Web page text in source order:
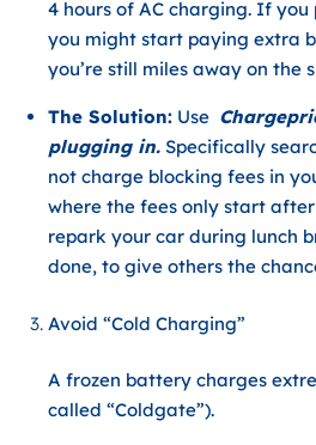
4 hours of AC charging. If you
you might start paying extra
you’re still miles away on the
The Solution: Use
plugging in. Specifically
not charge blocking fees in
where the fees only start after
repark your car during lunch
done, to give others the
Avoid “Cold Charging”
A frozen battery charges
called “Coldgate”).